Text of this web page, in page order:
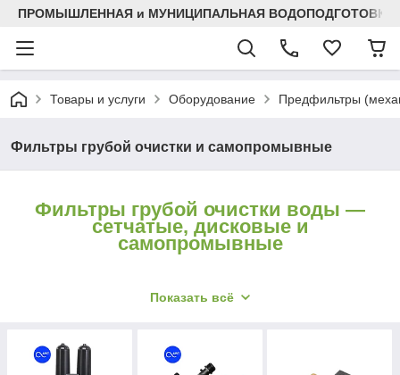
ПРОМЫШЛЕННАЯ и МУНИЦИПАЛЬНАЯ ВОДОПОДГОТОВКА
Товары и услуги Оборудование Предфильтры
Фильтры грубой очистки и самопромывные
Фильтры грубой очистки воды —
сетчатые, дисковые и
самопромывные
Фильтр грубой очистки — первый барьер на входе
счётчик, насос, бойлер и всю систему
водоочистки. Грубую механическую очистку
Показать всё